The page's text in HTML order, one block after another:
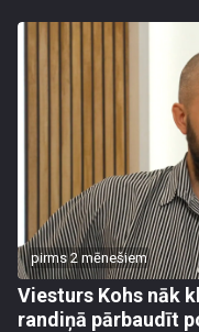
pirms 2 mēnešiem
Viesturs Kohs nāk
randiņā pārbaudīt